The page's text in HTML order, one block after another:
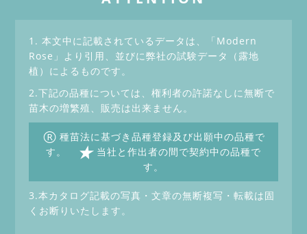
1. 本文中に記載されているデータは、「Modern
Rose」より引用、並びに弊社の試験データ（露地
植）によるものです。
2.下記の品種については、権利者の許諾なしに無断で
苗木の増繁殖、販売は出来ません。
® 種苗法に基づき品種登録及び出願中の品種で
す。
★ 当社と作出者の間で契約中の品種で
す。
3.本カタログ記載の写真・文章の無断複写・転載は固
くお断りいたします。